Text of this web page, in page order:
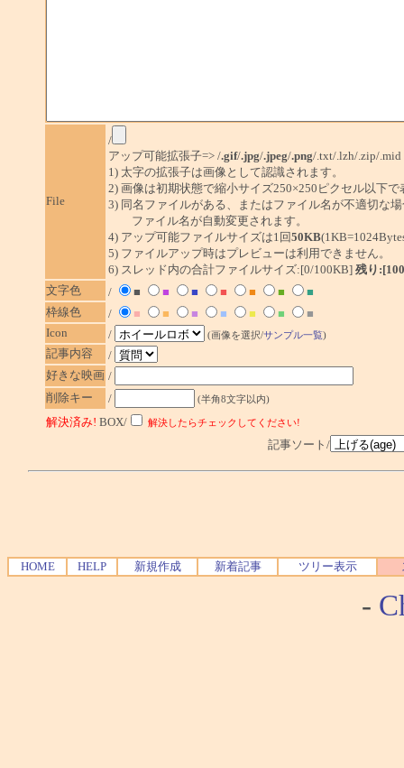
File
/
アップ可能拡張子=> /.gif/.jpg/.jpeg/.png/.txt/.lzh/.zip/.mid
1) 太字の拡張子は画像として認識されます。
2) 画像は初期状態で縮小サイズ250×250ピクセル以下で
3) 同名ファイルがある、またはファイル名が不適切な
ファイル名が自動変更されます。
4) アップ可能ファイルサイズは1回50KB
5) ファイルアップ時はプレビューは利用できません。
6) スレッド内の合計ファイルサイズ:[0/100KB] 残り
文字色
/ ■ ■ ■ ■ ■ ■
■
枠線色
/ ■ ■ ■ ■ ■ ■
■
Icon
/ (画像を選択/サンプル一覧)
記事内容
/
好きな映画 /
削除キー
/ (半角8文字以内)
解決済み! BOX/ 解決したらチェックしてください!
記事ソート/
HOME HELP 新規作成 新着記事 ツリー表示
-